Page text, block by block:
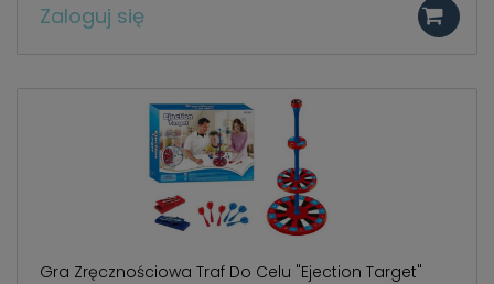
Zaloguj się
Gra Zręcznościowa Traf Do Celu "Ejection Target"